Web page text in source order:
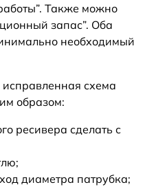
Также можно
запас”. Оба
необходимый
схема
образом:
ресивера сделать с
диаметра патрубка;